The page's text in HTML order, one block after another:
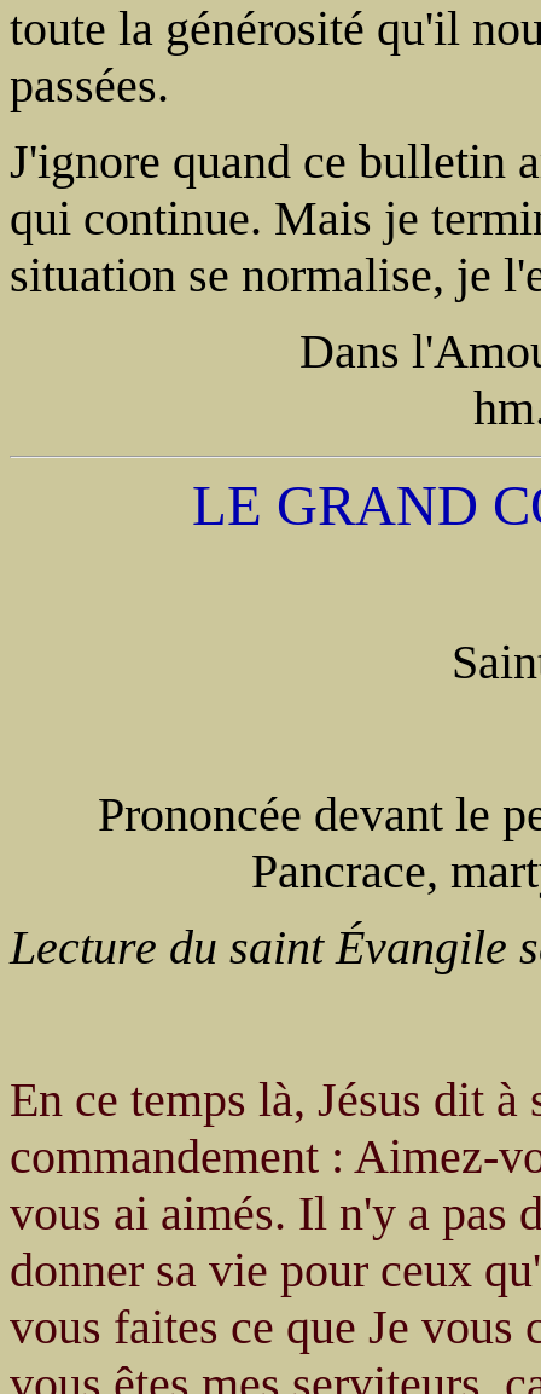
toute la générosité qu'il
passées.
J'ignore quand ce bulletin
qui continue. Mais je
situation se normalise, je
Dans
LE GRAND
Prononcée devant le
Pancrace,
Lecture du saint Évangile
En ce temps là, Jésus dit
commandement : Aimez-
vous ai aimés. Il n'y a pas
donner sa vie pour ceux
vous faites ce que Je vous